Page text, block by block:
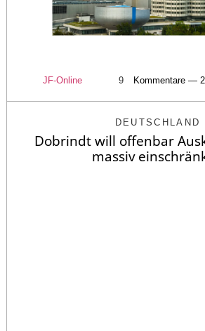
JF-Online 9 Kommentare —
DEUTSCHLAND
Dobrindt will offenbar
massiv